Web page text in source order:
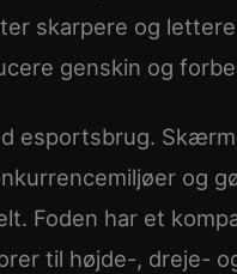
skarpere og
genskin og
esportsbrug.
og
Foden har et
til højde-, dreje-